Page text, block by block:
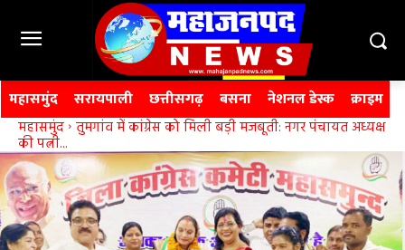
महासमुंद सरायपाली छत्तीसगढ़ बसना नेशनल डेस्क क्राइम
महासमुंद तुमगांव में कांग्रेस को मिली बड़ी मजबूती: नगर पंचायत अध्यक्ष
की पत्नी...